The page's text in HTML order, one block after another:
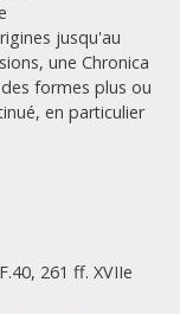
jusqu'au
une Chronica
formes plus ou
en particulier
261 ff. XVIIe